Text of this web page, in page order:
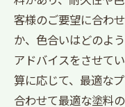
客様のご要望に合わ
か、色合いはどのよ
アドバイスをさせて
算に応じて、最適な
合わせて最適な塗料